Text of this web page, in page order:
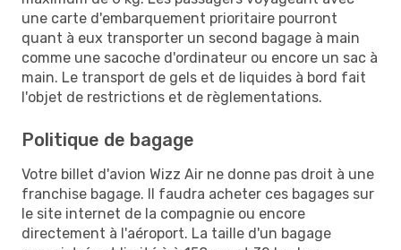
une carte d'embarquement prioritaire pourront
quant à eux transporter un second bagage à main
comme une sacoche d'ordinateur ou encore un sac à
main. Le transport de gels et de liquides à bord fait
l'objet de restrictions et de règlementations.
Politique de bagage
Votre billet d'avion Wizz Air ne donne pas droit à une
franchise bagage. Il faudra acheter ces bagages sur
le site internet de la compagnie ou encore
directement à l'aéroport. La taille d'un bagage